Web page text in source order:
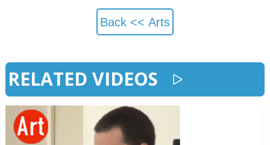
Back << Arts
RELATED VIDEOS